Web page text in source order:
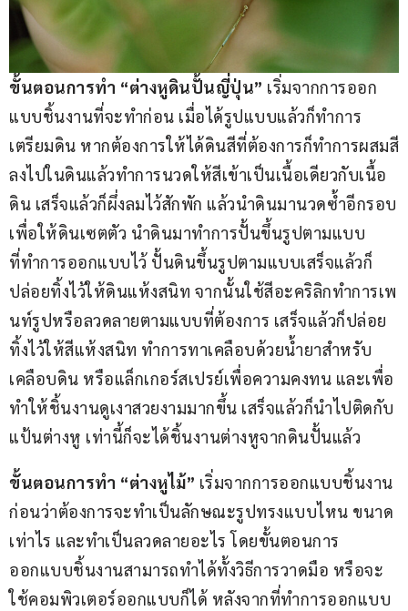
ขั้นตอนการทำ “ต่างหูดินปั้นญี่ปุ่น” เริ่มจากการออก
แบบชิ้นงานที่จะทำก่อน เมื่อได้รูปแบบแล้วก็ทำการ
เตรียมดิน หากต้องการให้ได้ดินสีที่ต้องการก็ทำการผสมสี
ลงไปในดินแล้วทำการนวดให้สีเข้าเป็นเนื้อเดียวกับเนื้อ
ดิน เสร็จแล้วก็ผึ่งลมไว้สักพัก แล้วนำดินมานวดซ้ำอีกรอบ
เพื่อให้ดินเซตตัว นำดินมาทำการปั้นขึ้นรูปตามแบบ
ที่ทำการออกแบบไว้ ปั้นดินขึ้นรูปตามแบบเสร็จแล้วก็
ปล่อยทิ้งไว้ให้ดินแห้งสนิท จากนั้นใช้สีอะคริลิกทำการเพ
นท์รูปหรือลวดลายตามแบบที่ต้องการ เสร็จแล้วก็ปล่อย
ทิ้งไว้ให้สีแห้งสนิท ทำการทาเคลือบด้วยน้ำยาสำหรับ
เคลือบดิน หรือแล็กเกอร์สเปรย์เพื่อความคงทน และเพื่อ
ทำให้ชิ้นงานดูเงาสวยงามมากขึ้น เสร็จแล้วก็นำไปติดกับ
แป้นต่างหู เท่านี้ก็จะได้ชิ้นงานต่างหูจากดินปั้นแล้ว
ขั้นตอนการทำ “ต่างหูไม้” เริ่มจากการออกแบบชิ้นงาน
ก่อนว่าต้องการจะทำเป็นลักษณะรูปทรงแบบไหน ขนาด
เท่าไร และทำเป็นลวดลายอะไร โดยขั้นตอนการ
ออกแบบชิ้นงานสามารถทำได้ทั้งวิธีการวาดมือ หรือจะ
ใช้คอมพิวเตอร์ออกแบบก็ได้ หลังจากที่ทำการออกแบบ